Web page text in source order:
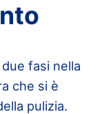
fasi nella
che si è
pulizia.